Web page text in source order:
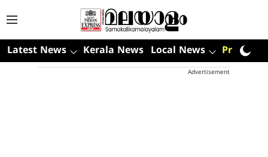
Latest News Kerala News Local News Premium
Advertisement